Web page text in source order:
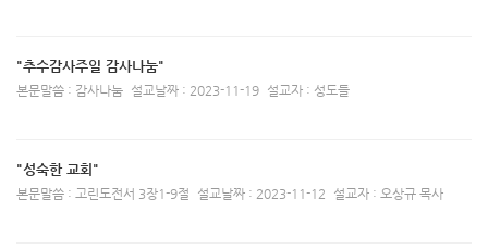
"추수감사주일 감사나눔"
본문말씀 : 감사나눔 설교날짜 : 2023-11-19 설교자 : 성도들
"성숙한 교회"
본문말씀 : 고린도전서 3장1-9절 설교날짜 : 2023-11-12 설교자 : 오상규 목사